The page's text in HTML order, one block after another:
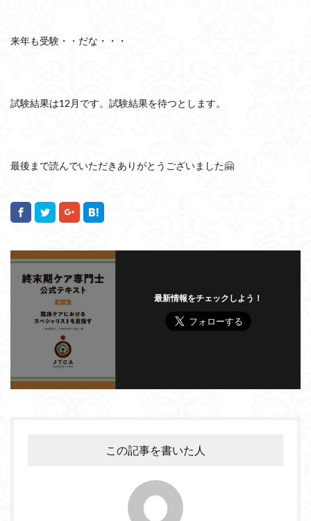
来年も受験・・だな・・・
試験結果は12月です。試験結果を待つとします。
最後まで読んでいただきありがとうございました🤗
最新情報をチェックしよう！
この記事を書いた人